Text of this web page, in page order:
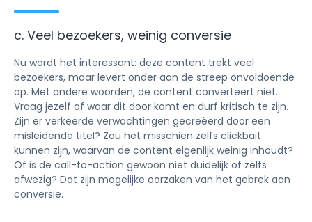
c. Veel bezoekers, weinig conversie
Nu wordt het interessant: deze content trekt veel
bezoekers, maar levert onder aan de streep onvoldoende
op. Met andere woorden, de content converteert niet.
Vraag jezelf af waar dit door komt en durf kritisch te zijn.
Zijn er verkeerde verwachtingen gecreëerd door een
misleidende titel? Zou het misschien zelfs clickbait
kunnen zijn, waarvan de content eigenlijk weinig inhoudt?
Of is de call-to-action gewoon niet duidelijk of zelfs
afwezig? Dat zijn mogelijke oorzaken van het gebrek aan
conversie.